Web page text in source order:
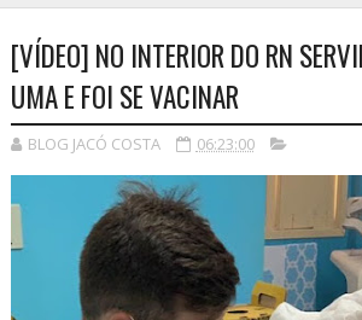
[VÍDEO] NO INTERIOR DO RN
UMA E FOI SE VACINAR
BLOG JACÓ COSTA 06:23:00